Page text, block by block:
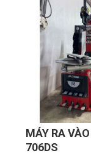
MÁY RA
706DS